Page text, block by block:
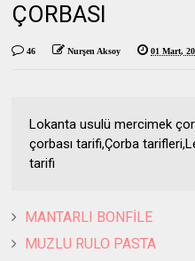
ÇORBASI
46 Nurşen Aksoy 01 Mart,
Lokanta usulü mercimek
çorbası tarifi,Çorba
tarifi
MANTARLI BONFİLE
MUZLU RULO PASTA